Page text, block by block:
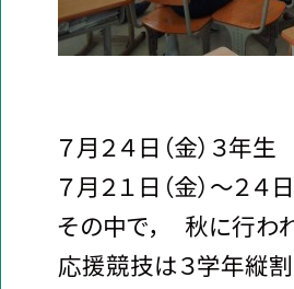
７月２４日（金）３年
７月２１日（金）～２
その中で， 秋に行わ
応援競技は３学年縦割